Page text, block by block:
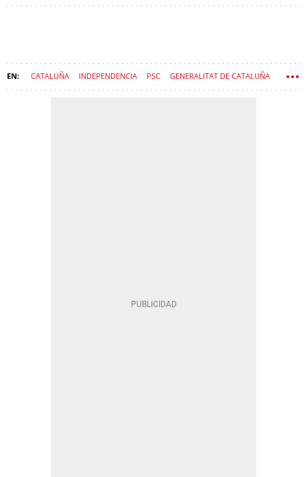
CATALUÑA INDEPENDENCIA PSC GENERALITAT DE CATALUÑA